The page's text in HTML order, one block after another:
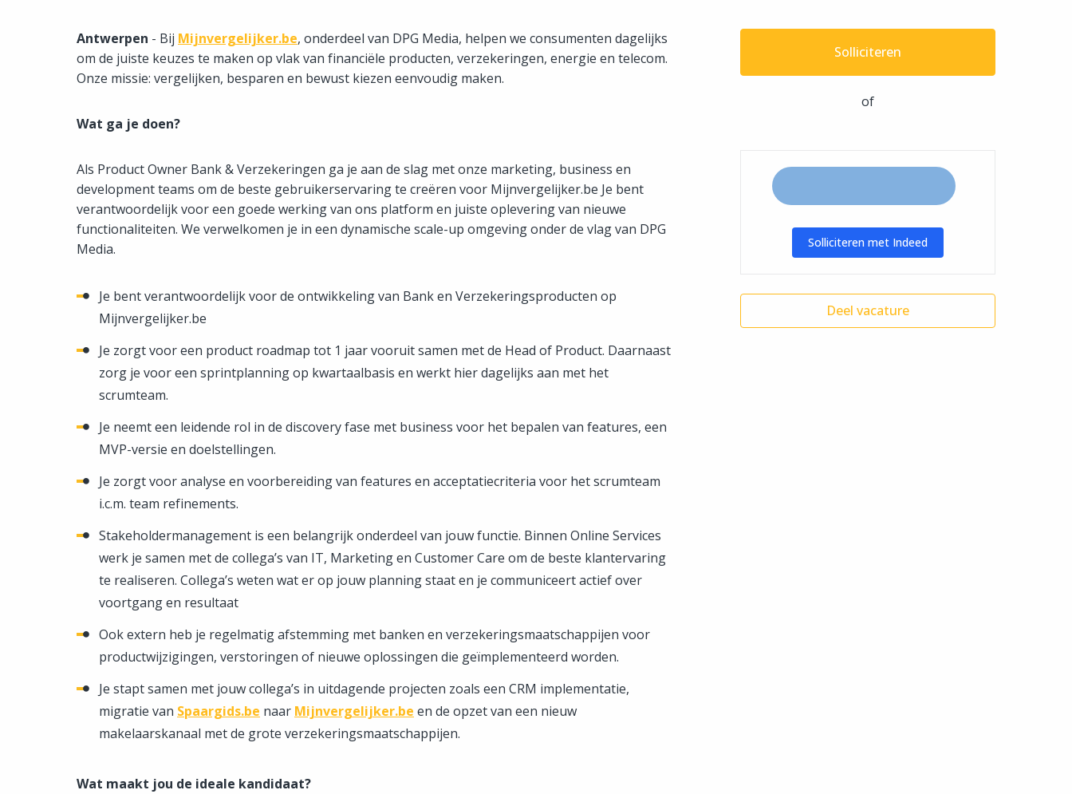
Antwerpen - Bij Mijnvergelijker.be, onderdeel van DPG Media, helpen we consumenten dagelijks
om de juiste keuzes te maken op vlak van financiële producten, verzekeringen, energie en telecom.
Onze missie: vergelijken, besparen en bewust kiezen eenvoudig maken.
Wat ga je doen?
Als Product Owner Bank & Verzekeringen ga je aan de slag met onze marketing, business en
development teams om de beste gebruikerservaring te creëren voor Mijnvergelijker.be Je bent
verantwoordelijk voor een goede werking van ons platform en juiste oplevering van nieuwe
functionaliteiten. We verwelkomen je in een dynamische scale-up omgeving onder de vlag van DPG
Media.
Je bent verantwoordelijk voor de ontwikkeling van Bank en Verzekeringsproducten op
Mijnvergelijker.be
Je zorgt voor een product roadmap tot 1 jaar vooruit samen met de Head of Product. Daarnaast
zorg je voor een sprintplanning op kwartaalbasis en werkt hier dagelijks aan met het
scrumteam.
Je neemt een leidende rol in de discovery fase met business voor het bepalen van features, een
MVP-versie en doelstellingen.
Je zorgt voor analyse en voorbereiding van features en acceptatiecriteria voor het scrumteam
i.c.m. team refinements.
Stakeholdermanagement is een belangrijk onderdeel van jouw functie. Binnen Online Services
werk je samen met de collega’s van IT, Marketing en Customer Care om de beste klantervaring
te realiseren. Collega’s weten wat er op jouw planning staat en je communiceert actief over
voortgang en resultaat
Ook extern heb je regelmatig afstemming met banken en verzekeringsmaatschappijen voor
productwijzigingen, verstoringen of nieuwe oplossingen die geïmplementeerd worden.
Je stapt samen met jouw collega’s in uitdagende projecten zoals een CRM implementatie,
migratie van Spaargids.be naar Mijnvergelijker.be en de opzet van een nieuw
makelaarskanaal met de grote verzekeringsmaatschappijen.
Wat maakt jou de ideale kandidaat?
Solliciteren
of
Solliciteren met Indeed
Deel vacature